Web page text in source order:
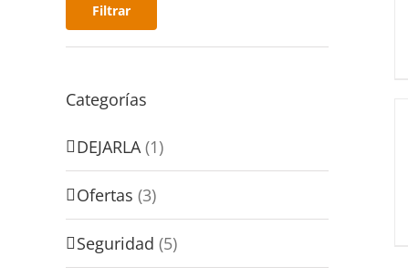
Filtrar
Categorías
DEJARLA (1)
Ofertas (3)
Seguridad (5)